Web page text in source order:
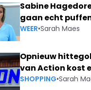
Sabine
gaan echt
WEER•Sarah Maes
Opnieuw
van Action kost
SHOPPING•Sarah